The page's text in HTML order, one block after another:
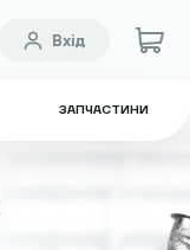
ЗАПЧАСТИНИ
Вхід